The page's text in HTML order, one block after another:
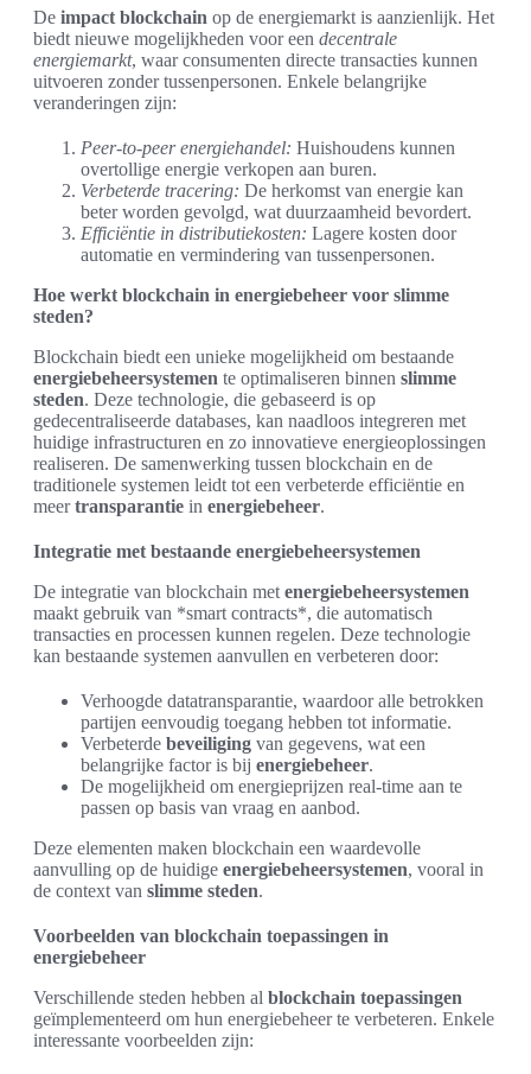
De impact blockchain op de energiemarkt is aanzienlijk. Het
biedt nieuwe mogelijkheden voor een decentrale
energiemarkt, waar consumenten directe transacties kunnen
uitvoeren zonder tussenpersonen. Enkele belangrijke
veranderingen zijn:
Peer-to-peer energiehandel: Huishoudens kunnen
overtollige energie verkopen aan buren.
Verbeterde tracering: De herkomst van energie kan
beter worden gevolgd, wat duurzaamheid bevordert.
Efficiëntie in distributiekosten: Lagere kosten door
automatie en vermindering van tussenpersonen.
Hoe werkt blockchain in energiebeheer voor slimme
steden?
Blockchain biedt een unieke mogelijkheid om bestaande
energiebeheersystemen te optimaliseren binnen slimme
steden. Deze technologie, die gebaseerd is op
gedecentraliseerde databases, kan naadloos integreren met
huidige infrastructuren en zo innovatieve energieoplossingen
realiseren. De samenwerking tussen blockchain en de
traditionele systemen leidt tot een verbeterde efficiëntie en
meertransparantie in energiebeheer.
Integratie met bestaande energiebeheersystemen
De integratie van blockchain met energiebeheersystemen
maakt gebruik van *smart contracts*, die automatisch
transacties en processen kunnen regelen. Deze technologie
kan bestaande systemen aanvullen en verbeteren door:
Verhoogde datatransparantie, waardoor alle betrokken
partijen eenvoudig toegang hebben tot informatie.
Verbeterde beveiliging van gegevens, wat een
belangrijke factor is bij energiebeheer.
De mogelijkheid om energieprijzen real-time aan te
passen op basis van vraag en aanbod.
Deze elementen maken blockchain een waardevolle
aanvulling op de huidige energiebeheersystemen, vooral in
de context van slimme steden.
Voorbeelden van blockchain toepassingen in
energiebeheer
Verschillende steden hebben al blockchain toepassingen
geïmplementeerd om hun energiebeheer te verbeteren. Enkele
interessante voorbeelden zijn: